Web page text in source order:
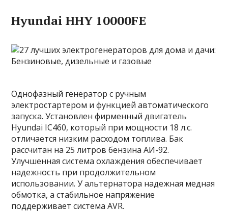
Hyundai HHY 10000FE
Однофазный генератор с ручным
электростартером и функцией автоматического
запуска. Установлен фирменный двигатель
Hyundai IC460, который при мощности 18 л.с.
отличается низким расходом топлива. Бак
рассчитан на 25 литров бензина АИ-92.
Улучшенная система охлаждения обеспечивает
надежность при продолжительном
использовании. У альтернатора надежная медная
обмотка, а стабильное напряжение
поддерживает система AVR.